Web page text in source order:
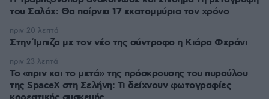
του Σαλάχ: Θα παίρνει 17 εκατομμύρια τον χρόνο
Στην Ίμπιζα με τον νέο της σύντροφο η Κιάρα Φεράνι
πριν 20 λεπτά
Το «πριν και το μετά» της πρόσκρουσης του πυραύλου
της SpaceX στη Σελήνη: Τι δείχνουν φωτογραφίες
πριν 23 λεπτά